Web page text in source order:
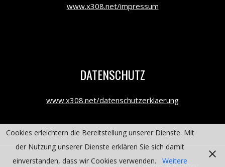
www.x308.net/impressum
DATENSCHUTZ
www.x308.net/datenschutzerklaerung
Datenschutzerklärung Designed using Dispatch. Powered byWordPress
Cookies erleichtern die Bereitstellung unserer Dienste. Mit
der Nutzung unserer Dienste erklären Sie sich damit
einverstanden, dass wir Cookies verwenden.
Weitere